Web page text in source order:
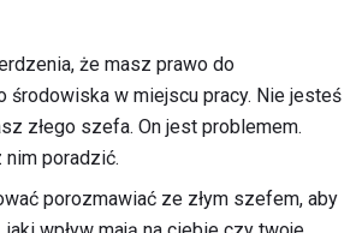
że ​​masz prawo do
środowiska w miejscu pracy. Nie jesteś
złego szefa. On jest problemem.
poradzić.
porozmawiać ze złym szefem, aby